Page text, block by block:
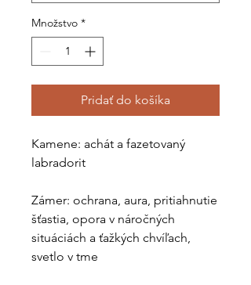
Množstvo *
Pridať do košíka
Kamene: achát a fazetovaný
labradorit
Zámer: ochrana, aura, pritiahnutie
šťastia, opora v náročných
situáciách a ťažkých chvíľach,
svetlo v tme